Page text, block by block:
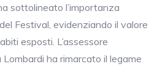
sottolineato l’importanza
Festival, evidenziando il valore
esposti. L’assessore
ha rimarcato il legame